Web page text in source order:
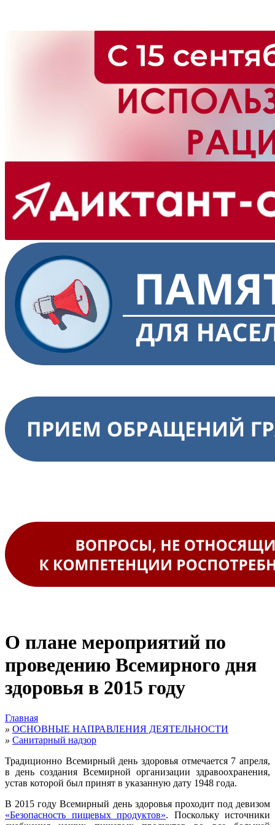
О плане мероприятий по
проведению Всемирного дня
здоровья в 2015 году
Главная
» ОСНОВНЫЕ НАПРАВЛЕНИЯ ДЕЯТЕЛЬНОСТИ
» Санитарный надзор
Традиционно Всемирный день здоровья отмечается 7 апреля,
в день создания Всемирной организации здравоохранения,
устав которой был принят в указанную дату 1948 года.
В 2015 году Всемирный день здоровья проходит под девизом
«Безопасность пищевых продуктов». Поскольку источники